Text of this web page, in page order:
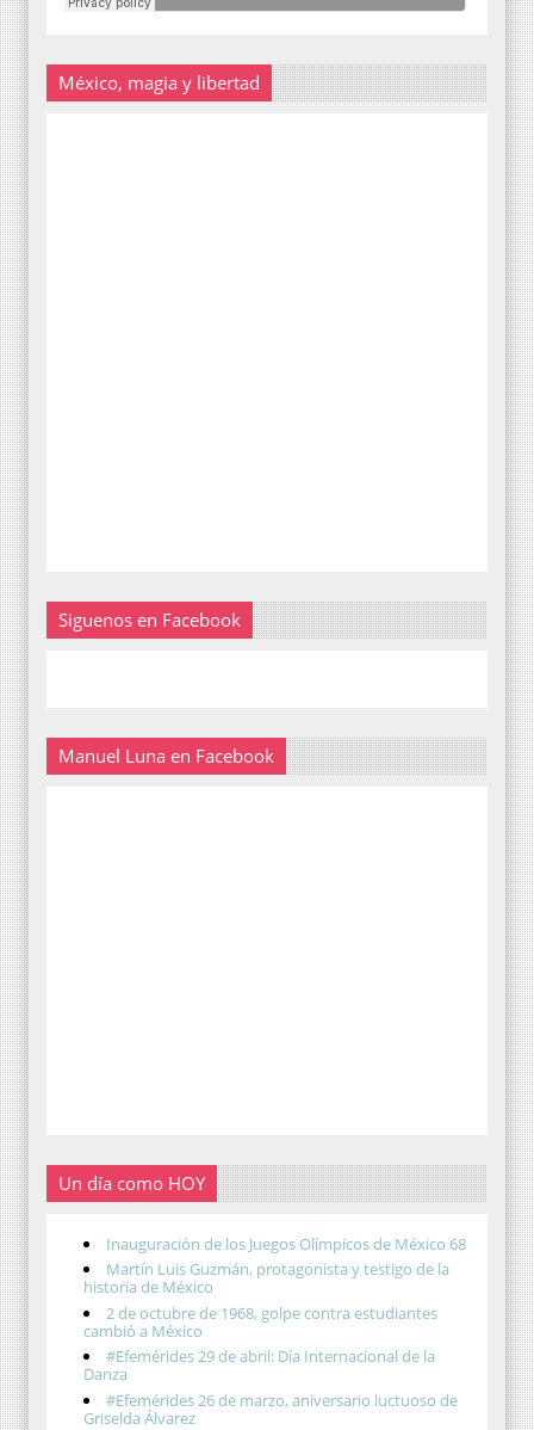
México, magia y libertad
Siguenos en Facebook
Manuel Luna en Facebook
Un día como HOY
Inauguración de los Juegos Olímpicos de México 68
Martín Luis Guzmán, protagonista y testigo de la
historia de México
2 de octubre de 1968, golpe contra estudiantes
cambió a México
#Efemérides 29 de abril: Día Internacional de la
Danza
#Efemérides 26 de marzo, aniversario luctuoso de
Griselda Álvarez